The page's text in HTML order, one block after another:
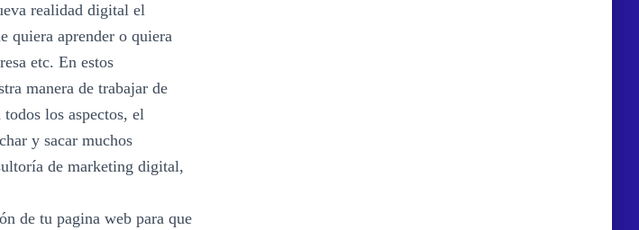
realidad digital el
quiera aprender o quiera
etc. En estos
manera de trabajar de
los aspectos, el
y sacar muchos
de marketing digital,
de tu pagina web para que